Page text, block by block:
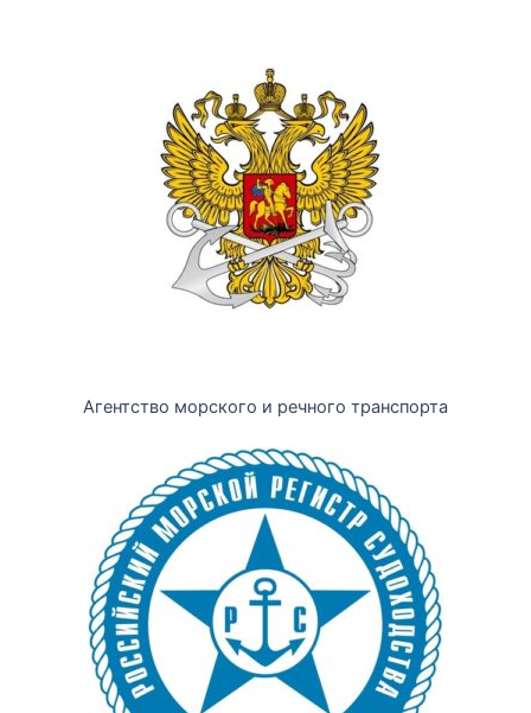
Агентство морского и речного транспорта